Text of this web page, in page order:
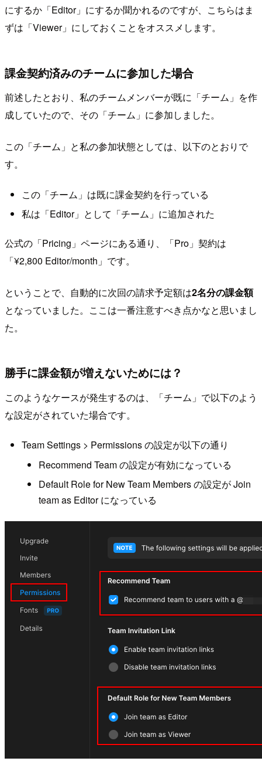
にするか「Editor」にするか聞かれるのですが、こちらはま
ずは「Viewer」にしておくことをオススメします。
課金契約済みのチームに参加した場合
前述したとおり、私のチームメンバーが既に「チーム」を作
成していたので、その「チーム」に参加しました。
この「チーム」と私の参加状態としては、以下のとおりで
す。
この「チーム」は既に課金契約を行っている
私は「Editor」として「チーム」に追加された
公式の「Pricing」ページにある通り、「Pro」契約は
「¥2,800 Editor/month」です。
ということで、自動的に次回の請求予定額は2名分の課金額
となっていました。ここは一番注意すべき点かなと思いまし
た。
勝手に課金額が増えないためには？
このようなケースが発生するのは、「チーム」で以下のよう
な設定がされていた場合です。
Team Settings > Permissions の設定が以下の通り
Recommend Team の設定が有効になっている
Default Role for New Team Members の設定が Join
team as Editor になっている